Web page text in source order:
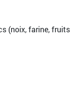
(noix, farine, fruits